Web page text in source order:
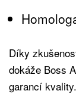
Díky
dokáže Boss
garancí kvality.